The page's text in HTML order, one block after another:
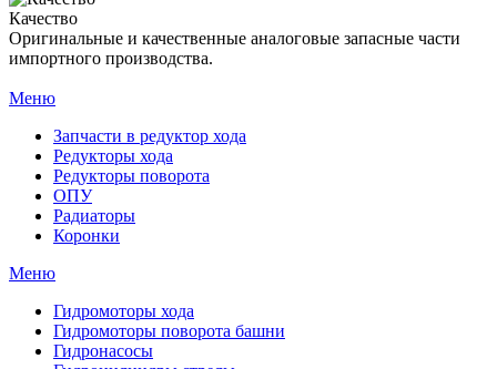
Качество
Оригинальные и качественные аналоговые запасные части
импортного производства.
Меню
Запчасти в редуктор хода
Редукторы хода
Редукторы поворота
ОПУ
Радиаторы
Коронки
Меню
Гидромоторы хода
Гидромоторы поворота башни
Гидронасосы